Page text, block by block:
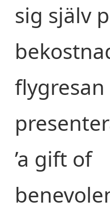
sig själv
flygresan
’a gift of